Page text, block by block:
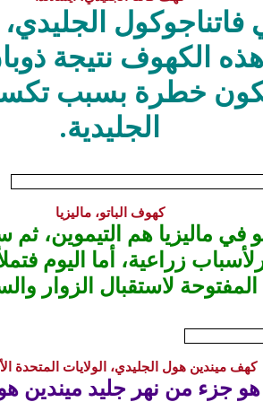
الكهوف نتيجة
خطرة بسبب تكسر
الجليدية.
كهوف الباتو، ماليزيا
في ماليزياهم التيموين، ثم
زراعية، أما اليوم
المفتوحة لاستقبال الزوار
كهف ميندين هول الجليدي، الولايات المتحدة
جزء من نهر جليد ميندين